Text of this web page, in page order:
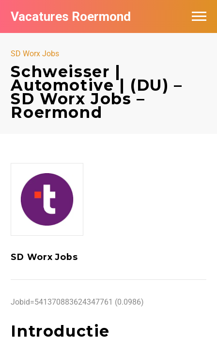
Vacatures Roermond
SD Worx Jobs
Schweisser |
Automotive | (DU) –
SD Worx Jobs –
Roermond
SD Worx Jobs
Jobid=541370883624347761 (0.0986)
Introductie
Vacatures per bedrijf in Roermond
Nieuwsbrief feed